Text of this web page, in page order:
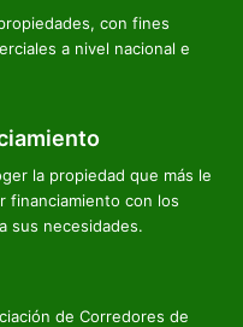
con fines
a nivel nacional e
la propiedad que más le
financiamiento con los
sus necesidades.
de Corredores de